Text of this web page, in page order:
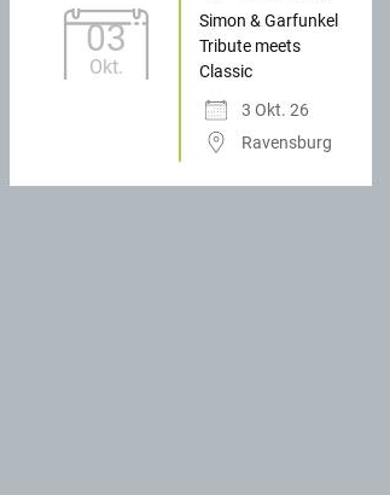
03
Okt.
Simon & Garfunkel
Tribute meets
Classic
3 Okt. 26
Ravensburg